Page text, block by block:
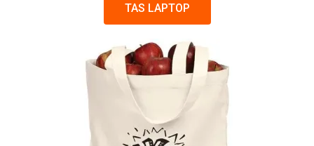
TAS LAPTOP